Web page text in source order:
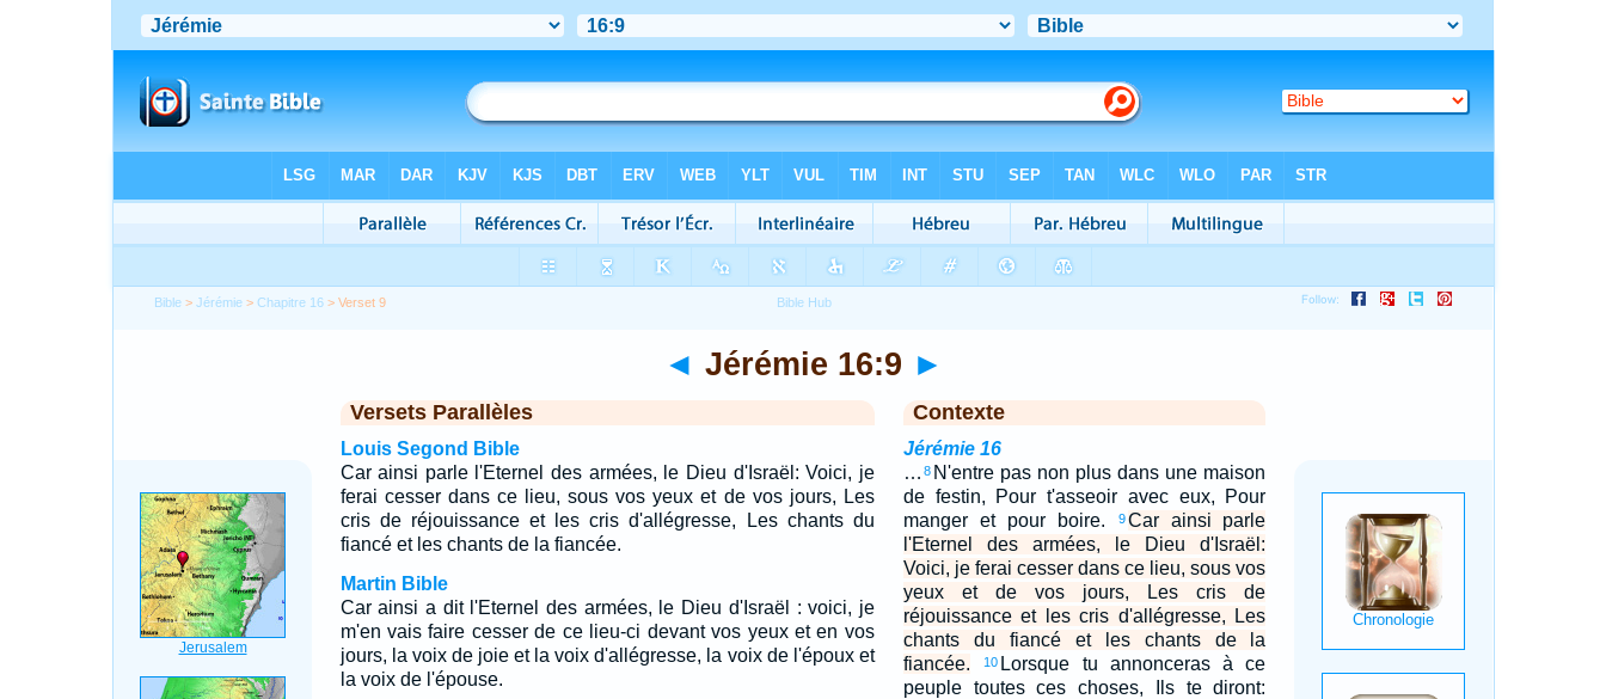
Bible >Jérémie >Chapitre 16 > Verset 9
◄ Jérémie 16:9 ►
Versets Parallèles
Louis Segond Bible
Car ainsi parle l'Eternel des armées, le Dieu d'Israël: Voici, je
ferai cesser dans ce lieu, sous vos yeux et de vos jours, Les
cris de réjouissance et les cris d'allégresse, Les chants du
fiancé et les chants de la fiancée.
Martin Bible
Car ainsi a dit l'Eternel des armées, le Dieu d'Israël : voici, je
m'en vais faire cesser de ce lieu-ci devant vos yeux et en vos
jours, la voix de joie et la voix d'allégresse, la voix de l'époux et
la voix de l'épouse.
Contexte
Jérémie 16
… 8 N'entre pas non plus dans une maison
de festin, Pour t'asseoir avec eux, Pour
manger et pour boire.
9Car ainsi parle
l'Eternel des armées, le Dieu d'Israël:
Voici, je ferai cesser dans ce lieu, sous vos
yeux et de vos jours, Les cris de
réjouissance et les cris d'allégresse, Les
chants du fiancé et les chants de la
fiancée.
10 Lorsque tu annonceras à ce
peuple toutes ces choses, Ils te diront: